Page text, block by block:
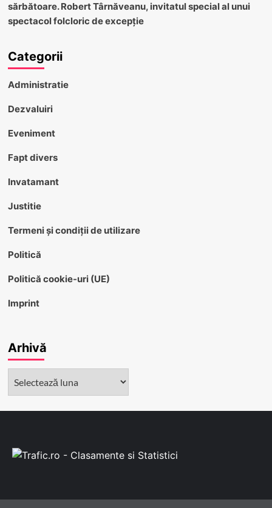
sărbătoare. Robert Târnăveanu, invitatul special al unui
spectacol folcloric de excepție
Categorii
Administratie
Dezvaluiri
Eveniment
Fapt divers
Invatamant
Justitie
Termeni și condiții de utilizare
Politică
Politică cookie-uri (UE)
Imprint
Arhivă